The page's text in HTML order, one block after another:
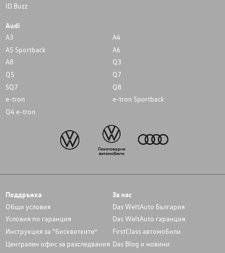
ID.Buzz
Audi
A3
A4
A5 Sportback
A6
A8
Q3
Q5
Q7
SQ7
Q8
e-tron
e-tron Sportback
Q4 e-tron
Поддръжка
Общи условия
Условия по гаранция
Инструкция за “бисквитките”
Централен офис за разследвания
За нас
Das WeltAuto България
Das WeltAuto гаранция
FirstClass автомобили
Das Blog и новини